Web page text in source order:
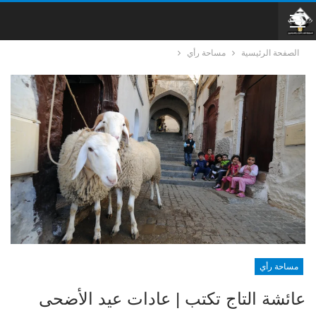
الصفحة الرئيسية مساحة رأي
مساحة رأي
عائشة التاج تكتب | عادات عيد الأضحى